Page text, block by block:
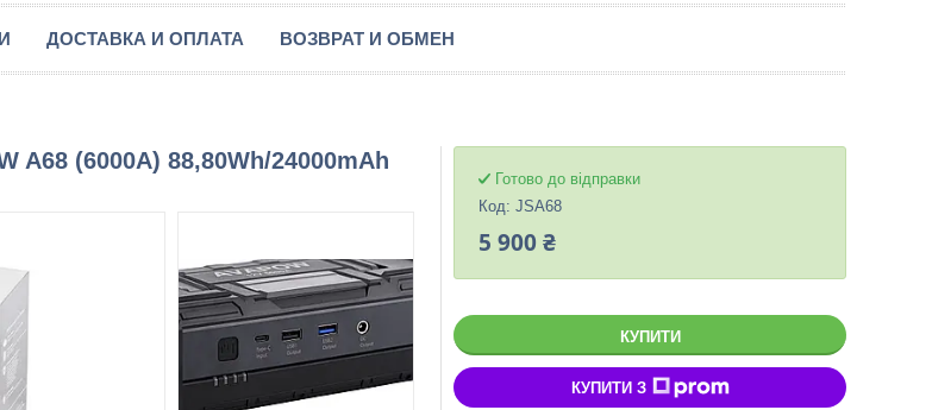
ДОСТАВКА И ОПЛАТА ВОЗВРАТ И ОБМЕН
A68 (6000A) 88,80Wh/24000mAh
Готово до відправки
Код: JSA68
5 900 ₴
КУПИТИ
КУПИТИ З